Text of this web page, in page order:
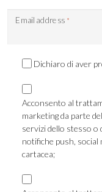
Email address *
ConsensoDichiaro di aver
Consenso
Marketing
TLS
Acconsento al
marketing da parte
servizi dello stesso o
notifiche push,
cartacea;
Consenso